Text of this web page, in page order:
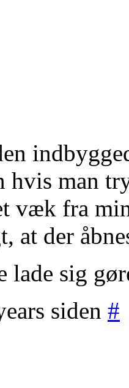
hvis man
væk fra
at der
lade sig
siden #